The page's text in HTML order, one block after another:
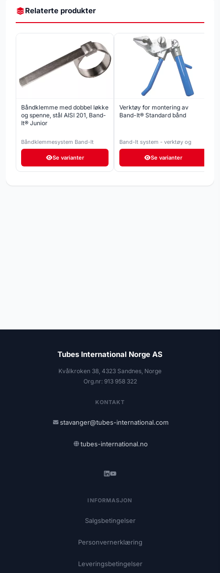
Relaterte produkter
Båndklemme med dobbel løkke
og spenne, stål AISI 201, Band-
It® Junior
Båndklemmesystem Band-It
Junior
Se varianter
Verktøy for montering av
Band-It® Standard bånd
Band-It system - verktøy og
tilbehør
Se varianter
Tubes International Norge AS
Kvålkroken 38, 4323 Sandnes, Norge
Org.nr: 913 958 322
KONTAKT
stavanger@tubes-international.com
tubes-international.no
INFORMASJON
Salgsbetingelser
Personvernerklæring
Leveringsbetingelser